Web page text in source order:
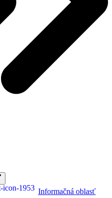
Informačná oblasť